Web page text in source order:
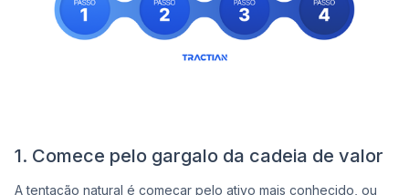
1. Comece pelo gargalo da cadeia de valor
A tentação natural é começar pelo ativo mais conhecido, ou